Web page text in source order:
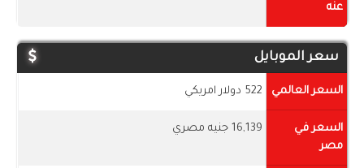
عنه
سعر الموبايل
السعر العالمي 522 دولار امريكي
السعر في
مصر
16,139 جنيه مصري